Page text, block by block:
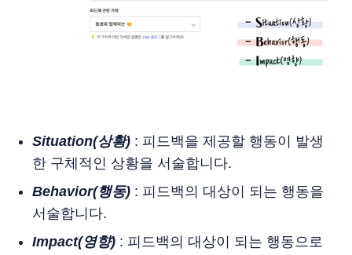
Situation(상황): 피드백을 제공할 행동이 발생
한 구체적인 상황을 서술합니다.
Behavior(행동): 피드백의 대상이 되는 행동을
서술합니다.
Impact(영향): 피드백의 대상이 되는 행동으로